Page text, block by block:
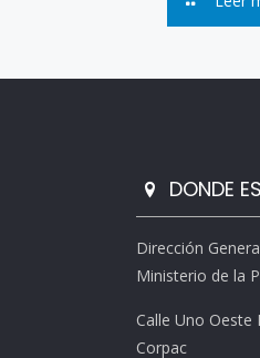
DONDE
Dirección
Ministerio de la
Calle Uno Oeste
Corpac